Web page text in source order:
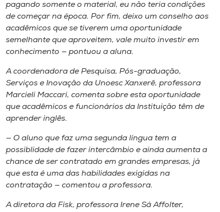
pagando somente o material, eu não teria condições
de começar na época. Por fim, deixo um conselho aos
acadêmicos que se tiverem uma oportunidade
semelhante que aproveitem, vale muito investir em
conhecimento — pontuou a aluna.
A coordenadora de Pesquisa, Pós-graduação,
Serviços e Inovação da Unoesc Xanxerê, professora
Marcieli Maccari, comenta sobre esta oportunidade
que acadêmicos e funcionários da Instituição têm de
aprender inglês.
— O aluno que faz uma segunda língua tem a
possiblidade de fazer intercâmbio e ainda aumenta a
chance de ser contratado em grandes empresas, já
que esta é uma das habilidades exigidas na
contratação — comentou a professora.
A diretora da Fisk, professora Irene Sá Affolter,